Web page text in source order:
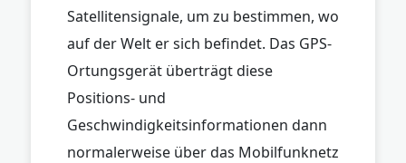
Satellitensignale, um zu bestimmen, wo
auf der Welt er sich befindet. Das GPS-
Ortungsgerät überträgt diese
Positions- und
Geschwindigkeitsinformationen dann
normalerweise über das Mobilfunknetz